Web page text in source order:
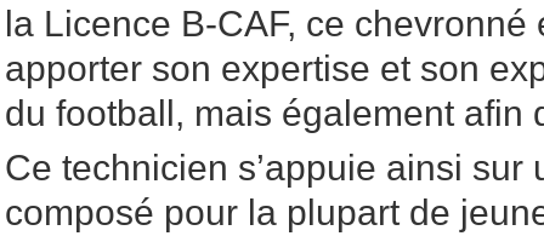
la Licence B-CAF, ce
apporter son expertise et son
du football, mais également afin
Ce technicien s’appuie ainsi sur
composé pour la plupart de